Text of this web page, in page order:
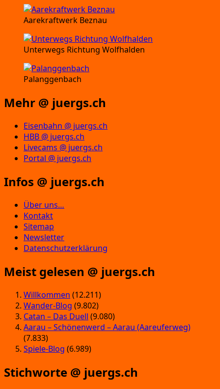
Aarekraftwerk Beznau
Unterwegs Richtung Wolfhalden
Palanggenbach
Mehr @ juergs.ch
Eisenbahn @ juergs.ch
HBB @ juergs.ch
Livecams @ juergs.ch
Portal @ juergs.ch
Infos @ juergs.ch
Über uns…
Kontakt
Sitemap
Newsletter
Datenschutzerklärung
Meist gelesen @ juergs.ch
Willkommen (12.211)
Wander-Blog (9.802)
Catan – Das Duell (9.080)
Aarau – Schönenwerd – Aarau (Aareuferweg)
(7.833)
Spiele-Blog (6.989)
Stichworte @ juergs.ch